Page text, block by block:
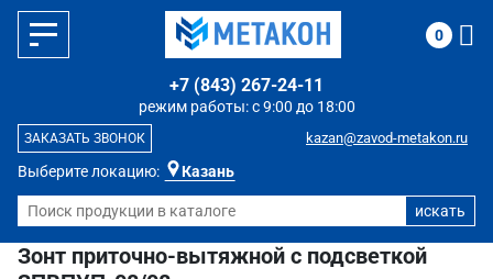
Выберите локацию: Казань
режим работы: с 9:00 до 18:00
+7 (843) 267-24-11
kazan@zavod-metakon.ru
ЗАКАЗАТЬ ЗВОНОК
0
Зонт приточно-вытяжной с подсветкой